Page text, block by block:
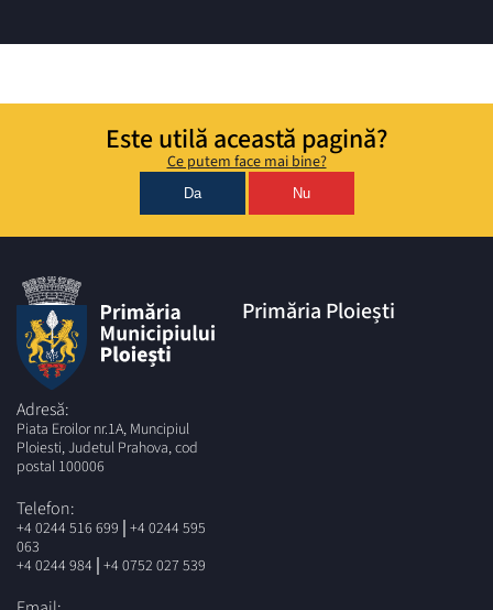
Este utilă această pagină?
Ce putem face mai bine?
Da Nu
Adresă:
Piata Eroilor nr.1A, Muncipiul
Ploiesti, Judetul Prahova, cod
postal 100006
Telefon:
+4 0244 516 699 | +4 0244 595
063
+4 0244 984 | +4 0752 027 539
Primăria Ploiești